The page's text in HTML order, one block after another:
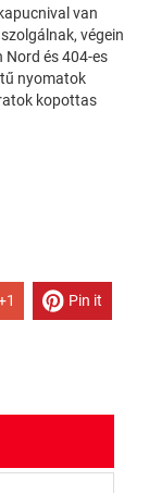
van
végein
Nord és 404-es
nyomatok
kopottas
Pin it